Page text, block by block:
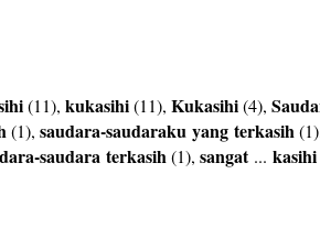
(11), kukasihi(11), Kukasihi(4),
(1), saudara-saudaraku yang terkasih
saudara terkasih(1), sangat... kasihi